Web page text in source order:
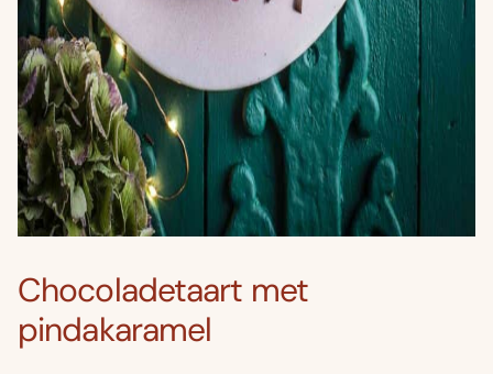
Chocoladetaart met
pindakaramel